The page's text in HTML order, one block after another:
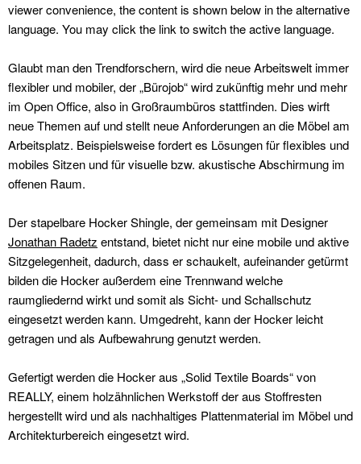
viewer convenience, the content is shown below in the alternative
language. You may click the link to switch the active language.
Glaubt man den Trendforschern, wird die neue Arbeitswelt immer
flexibler und mobiler, der „Bürojob“ wird zukünftig mehr und mehr
im Open Office, also in Großraumbüros stattfinden. Dies wirft
neue Themen auf und stellt neue Anforderungen an die Möbel am
Arbeitsplatz. Beispielsweise fordert es Lösungen für flexibles und
mobiles Sitzen und für visuelle bzw. akustische Abschirmung im
offenen Raum.
Der stapelbare Hocker Shingle, der gemeinsam mit Designer
Jonathan Radetz entstand, bietet nicht nur eine mobile und aktive
Sitzgelegenheit, dadurch, dass er schaukelt, aufeinander getürmt
bilden die Hocker außerdem eine Trennwand welche
raumgliedernd wirkt und somit als Sicht- und Schallschutz
eingesetzt werden kann. Umgedreht, kann der Hocker leicht
getragen und als Aufbewahrung genutzt werden.
Gefertigt werden die Hocker aus „Solid Textile Boards“ von
REALLY, einem holzähnlichen Werkstoff der aus Stoffresten
hergestellt wird und als nachhaltiges Plattenmaterial im Möbel und
Architekturbereich eingesetzt wird.